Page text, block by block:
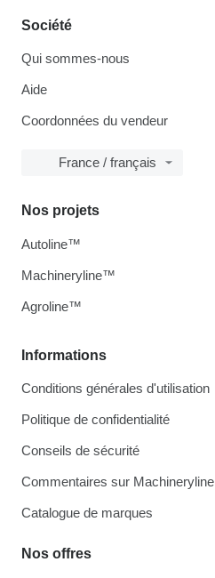
Société
Qui sommes-nous
Aide
Coordonnées du vendeur
France / français
Informations
Conditions générales d'utilisation
Politique de confidentialité
Conseils de sécurité
Commentaires sur Machineryline
Catalogue de marques
Nos offres
Nos projets
Autoline™
Machineryline™
Agroline™